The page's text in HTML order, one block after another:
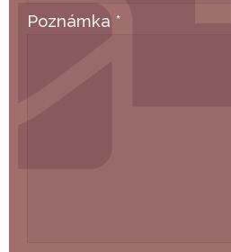
Poznámka *